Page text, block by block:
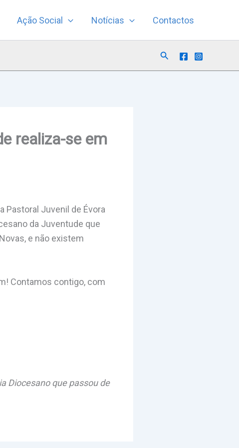
Ação Social Notícias Contactos
Search
realiza-se em
Pastoral Juvenil de Évora
da Juventude que
e não existem
Contamos contigo, com
Diocesano que passou de